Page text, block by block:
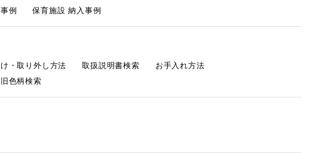
例 保育施設 納入事例
・取り外し方法 取扱説明書検索
お手入れ方法
色柄検索